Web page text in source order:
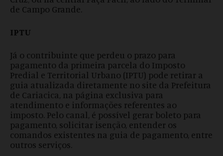
de Campo Grande.
IPTU
Já o contribuinte que perdeu o prazo para
pagamento da primeira parcela do Imposto
Predial e Territorial Urbano (IPTU) pode retirar a
guia atualizada diretamente no site da Prefeitura
de Cariacica, na página exclusiva para
atendimento e informações referentes ao
imposto. Pelo canal, é possível gerar boleto para
pagamento, solicitar isenção, entender os
comandos existentes na guia de pagamento, entre
outros serviços.